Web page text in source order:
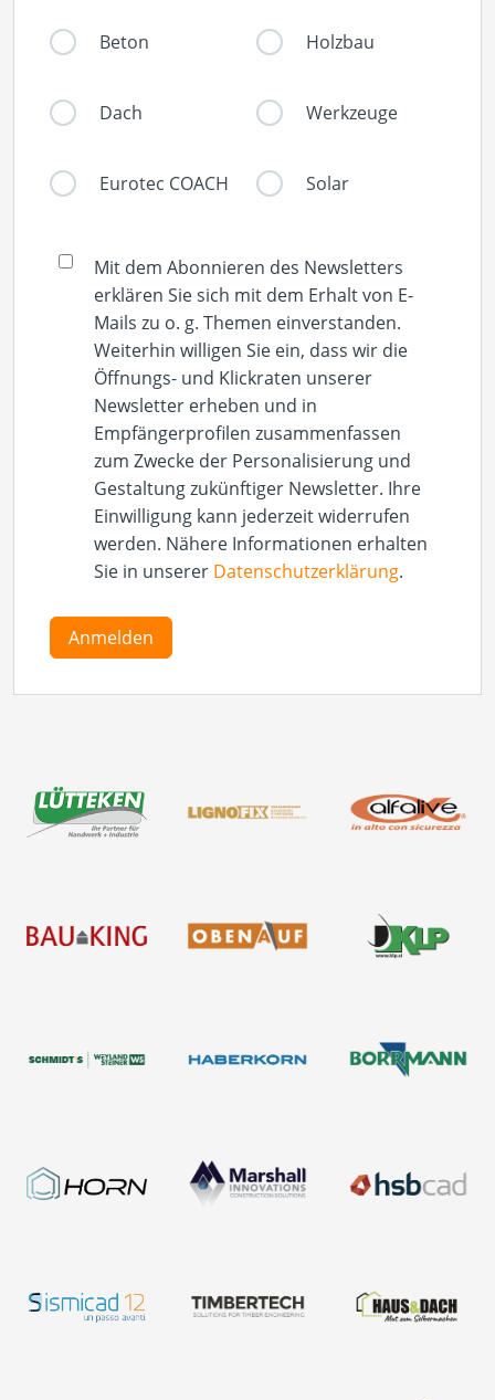
Beton Holzbau
Dach Werkzeuge
Eurotec COACH Solar
Mit dem Abonnieren des Newsletters
erklären Sie sich mit dem Erhalt von E-
Mails zu o. g. Themen einverstanden.
Weiterhin willigen Sie ein, dass wir die
Öffnungs- und Klickraten unserer
Newsletter erheben und in
Empfängerprofilen zusammenfassen
zum Zwecke der Personalisierung und
Gestaltung zukünftiger Newsletter. Ihre
Einwilligung kann jederzeit widerrufen
werden. Nähere Informationen erhalten
Sie in unserer Datenschutzerklärung.